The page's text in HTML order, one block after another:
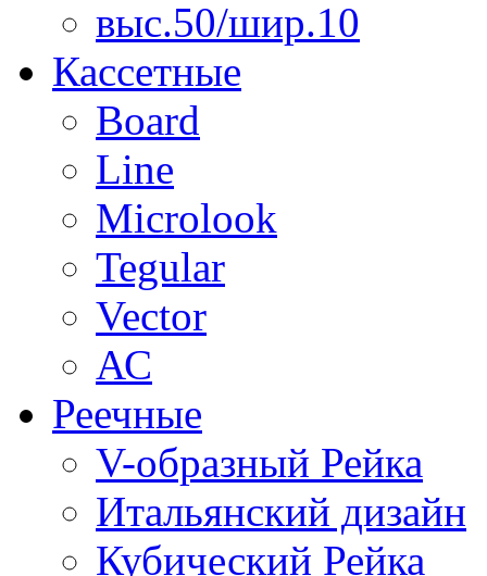
выс.50/шир.10
Кассетные
Board
Line
Microlook
Tegular
Vector
АС
Реечные
V-образный Рейка
Итальянский дизайн
Кубический Рейка